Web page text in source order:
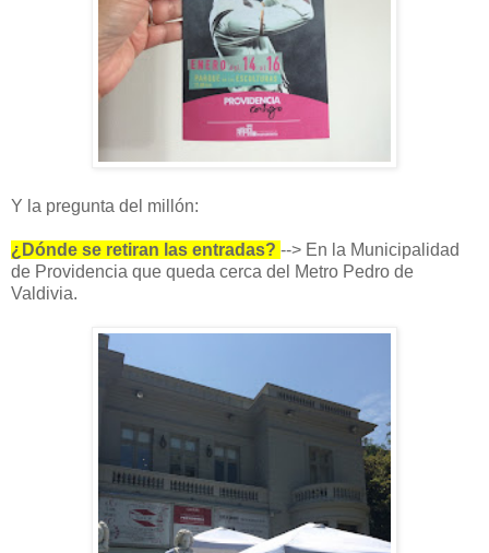
Y la pregunta del millón:
¿Dónde se retiran las entradas? --> En la Municipalidad
de Providencia que queda cerca del Metro Pedro de
Valdivia.